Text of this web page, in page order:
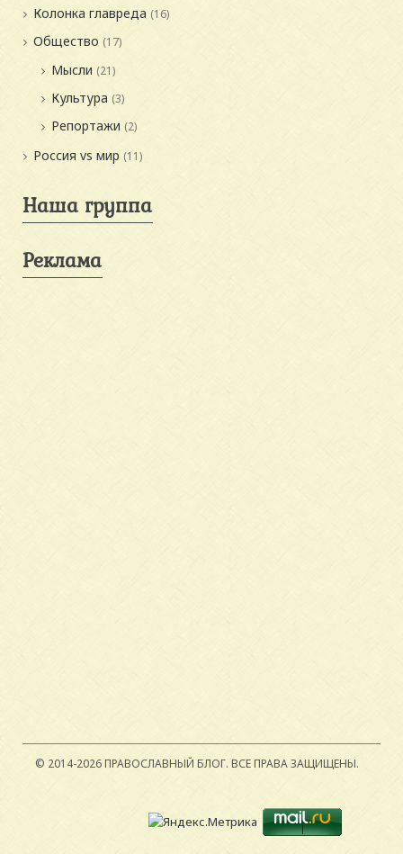
Колонка главреда (16)
Общество (17)
Мысли (21)
Культура (3)
Репортажи (2)
Россия vs мир (11)
Наша группа
Реклама
© 2014-2026 ПРАВОСЛАВНЫЙ БЛОГ. ВСЕ ПРАВА ЗАЩИЩЕНЫ.